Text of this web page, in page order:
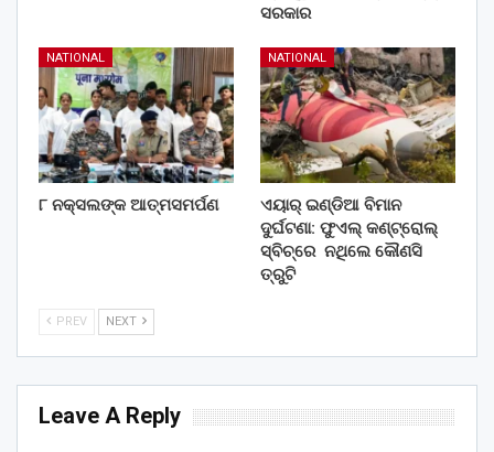
ସରକାର
NATIONAL
୮ ନକ୍ସଲଙ୍କ ଆତ୍ମସମର୍ପଣ
NATIONAL
ଏୟାର୍ ଇଣ୍ଡିଆ ବିମାନ
ଦୁର୍ଘଟଣା: ଫୁଏଲ୍‌ କଣ୍ଟ୍ରୋଲ୍‌
ସ୍ବିଚ୍‌ରେ ନଥିଲେ କୌଣସି
ତ୍ରୁଟି
PREV NEXT
Leave A Reply